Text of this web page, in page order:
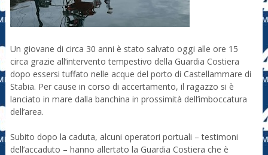
Un giovane di circa 30 anni è stato salvato oggi alle ore 15
circa grazie all’intervento tempestivo della Guardia Costiera
dopo essersi tuffato nelle acque del porto di Castellammare di
Stabia. Per cause in corso di accertamento, il ragazzo si è
lanciato in mare dalla banchina in prossimità dell’imboccatura
dell’area.
Subito dopo la caduta, alcuni operatori portuali – testimoni
dell’accaduto – hanno allertato la Guardia Costiera che è